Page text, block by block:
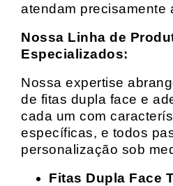
atendam precisamente
Nossa Linha de
Especializados:
Nossa expertise
de fitas dupla face e
cada um com
específicas, e todos
personalização sob
Fitas Dupla Face